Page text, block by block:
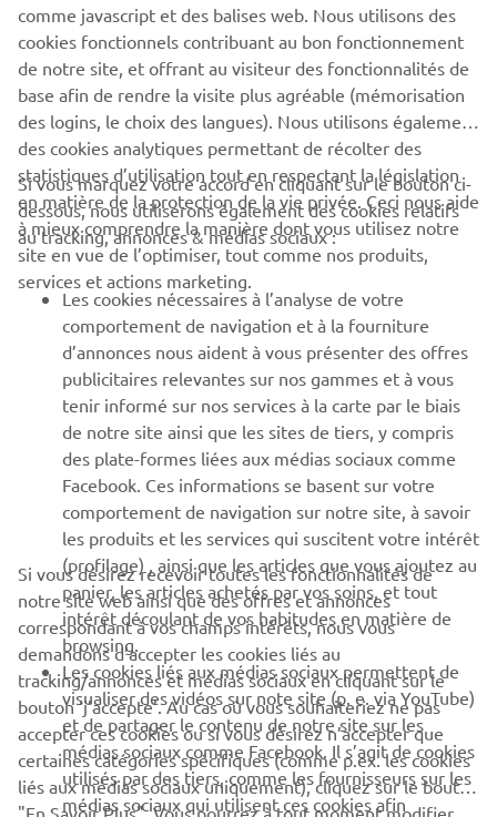
Always ride in a safe manner and obey all local road laws.
CORPORATE
BUSINESS
PLUS YAMAHA
SUPPORT
NEWSLETTER
Découvrez en exclusivité les dernières offres, les événements
spéciaux, les nouveautés et bien plus encore
S'ABONNER
Lisez notre politique de confidentialité pour savoir comment
nous traitons vos données personnelles :Politique de
Confidentialité
Belgium (French)
comme javascript et des balises web. Nous utilisons des
cookies fonctionnels contribuant au bon fonctionnement
de notre site, et offrant au visiteur des fonctionnalités de
base afin de rendre la visite plus agréable (mémorisation
des logins, le choix des langues). Nous utilisons également
des cookies analytiques permettant de récolter des
statistiques d’utilisation tout en respectant la législation
en matière de la protection de la vie privée. Ceci nous aide
à mieux comprendre la manière dont vous utilisez notre
site en vue de l’optimiser, tout comme nos produits,
services et actions marketing.
Si vous marquez votre accord en cliquant sur le bouton ci-
dessous, nous utiliserons également des cookies relatifs
au tracking, annonces & médias sociaux :
Les cookies nécessaires à l’analyse de votre
comportement de navigation et à la fourniture
d’annonces nous aident à vous présenter des offres
publicitaires relevantes sur nos gammes et à vous
tenir informé sur nos services à la carte par le biais
de notre site ainsi que les sites de tiers, y compris
des plate-formes liées aux médias sociaux comme
Facebook. Ces informations se basent sur votre
comportement de navigation sur notre site, à savoir
les produits et les services qui suscitent votre intérêt
(profilage) , ainsi que les articles que vous ajoutez au
panier, les articles achetés par vos soins, et tout
intérêt découlant de vos habitudes en matière de
browsing.
Les cookies liés aux médias sociaux permettent de
visualiser des vidéos sur note site (p. e. via YouTube)
et de partager le contenu de notre site sur les
médias sociaux comme Facebook. Il s’agit de cookies
utilisés par des tiers, comme les fournisseurs sur les
médias sociaux qui utilisent ces cookies afin
Si vous désirez recevoir toutes les fonctionnalités de
notre site web ainsi que des offres et annonces
correspondant à vos champs intérêts, nous vous
demandons d’accepter les cookies liés au
tracking/annonces et médias sociaux en cliquant sur le
bouton ‘j’accepte’. Au cas où vous souhaiteriez ne pas
accepter ces cookies ou si vous désirez n’accepter que
certaines catégories spécifiques (comme p.ex. les cookies
liés aux médias sociaux uniquement), cliquez sur le bouton
"En Savoir Plus". Vous pourrez à tout moment modifier